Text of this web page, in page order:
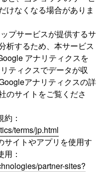
けなくなる場合がありま
プサービスが提供するサ
析するため、本サービス
アナリティクスを
ティクスでデータが収
アナリティクスの詳
のサイトをご覧くださ
：
terms/jp.html
サイトやアプリを使用す
：
partner-sites?